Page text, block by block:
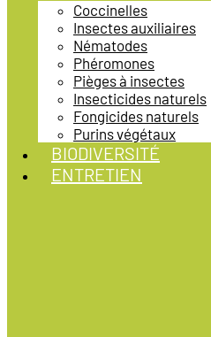
Coccinelles
Insectes auxiliaires
Nématodes
Phéromones
Pièges à insectes
Insecticides naturels
Fongicides naturels
Purins végétaux
BIODIVERSITÉ
ENTRETIEN